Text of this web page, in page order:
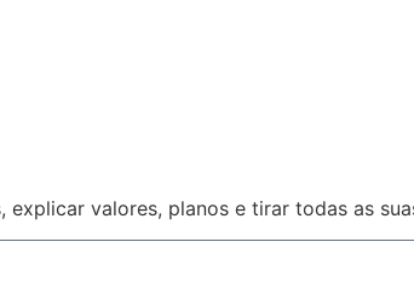
valores, planos e tirar todas as